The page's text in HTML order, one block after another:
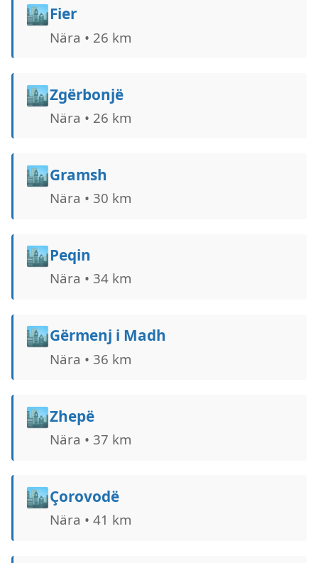
🏙️Fier
Nära • 26 km
🏙️Zgërbonjë
Nära • 26 km
🏙️Gramsh
Nära • 30 km
🏙️Peqin
Nära • 34 km
🏙️Gërmenj i Madh
Nära • 36 km
🏙️Zhepë
Nära • 37 km
🏙️Çorovodë
Nära • 41 km